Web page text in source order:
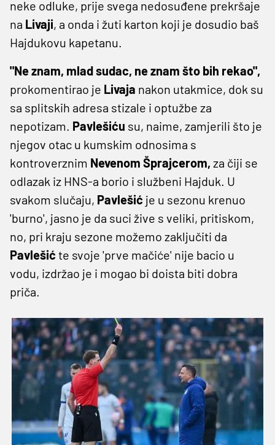
neke odluke, prije svega nedosuđene prekršaje
na Livaji, a onda i žuti karton koji je dosudio baš
Hajdukovu kapetanu.
"Ne znam, mlad sudac, ne znam što bih rekao",
prokomentirao je Livaja nakon utakmice, dok su
sa splitskih adresa stizale i optužbe za
nepotizam. Pavlešiću su, naime, zamjerili što je
njegov otac u kumskim odnosima s
kontroverznim Nevenom Šprajcerom, za čiji se
odlazak iz HNS-a borio i službeni Hajduk. U
svakom slučaju, Pavlešić je u sezonu krenuo
'burno', jasno je da suci žive s veliki, pritiskom,
no, pri kraju sezone možemo zaključiti da
Pavlešić te svoje 'prve mačiće' nije bacio u
vodu, izdržao je i mogao bi doista biti dobra
priča.